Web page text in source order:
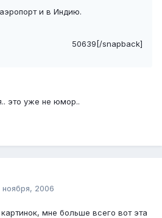
и в Индию.
50639[/snapback]
это уже не юмор..
ноября, 2006
мне больше всего вот эта